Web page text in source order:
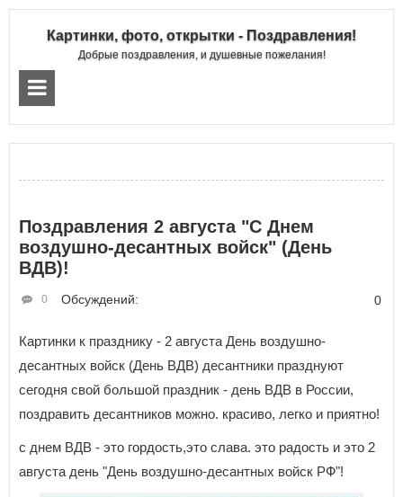
Картинки, фото, открытки - Поздравления!
Добрые поздравления, и душевные пожелания!
Поздравления 2 августа "С Днем
воздушно-десантных войск" (День
ВДВ)!
Обсуждений:
0 0
Картинки к празднику - 2 августа День воздушно-
десантных войск (День ВДВ) десантники празднуют
сегодня свой большой праздник - день ВДВ в России,
поздравить десантников можно. красиво, легко и приятно!
с днем ВДВ - это гордость,это слава. это радость и это 2
августа день "День воздушно-десантных войск РФ"!